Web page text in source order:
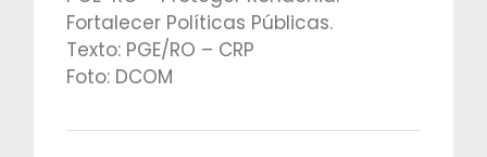
Fortalecer Políticas Públicas.
Texto: PGE/RO – CRP
Foto: DCOM